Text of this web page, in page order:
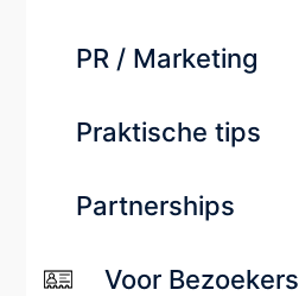
PR / Marketing
Praktische tips
Partnerships
Voor Bezoekers